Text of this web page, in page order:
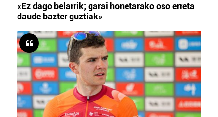
«Ez dago belarrik; garai honetarako oso erreta
daude bazter guztiak»